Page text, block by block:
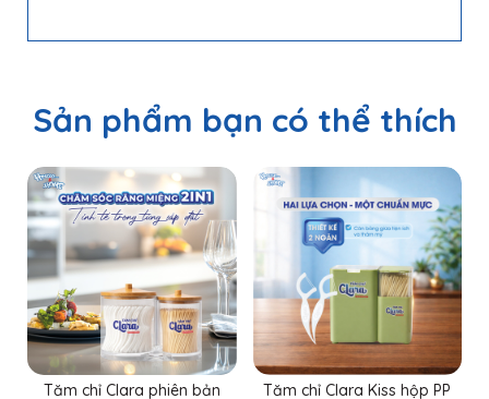
Thông Tin Chi Tiết Sản Phẩm Tăm Chỉ
Sản phẩm bạn có thể thích
Tăm chỉ Clara phiên bản
Tăm chỉ Clara Kiss hộp PP